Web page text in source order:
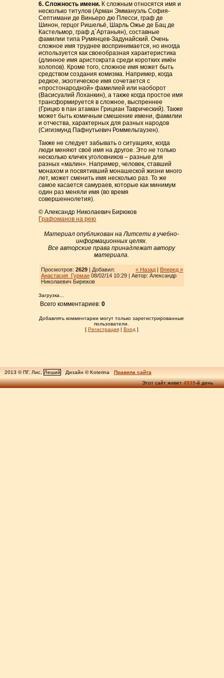
6. Сложность имени. К сложным относятся имя и
несколько титулов (Арман Эммануэль София-
Септимани де Виньеро дю Плесси, граф де
Шинон, герцог Ришельё, Шарль Ожье де Бац де
Кастельмор, граф д`Артаньян), составные
фамилии типа Румянцев-Задунайский. Очень
сложное имя труднее воспринимается, но иногда
используется как своеобразная характеристика
(длинное имя аристократа среди коротких имён
холопов). Кроме того, сложное имя может быть
средством создания комизма. Например, когда
редкое, экзотическое имя сочетается с
«простонародной» фамилией или наоборот
(Васисуалий Лоханкин), а также когда простое имя
трансформируется в сложное, выспреннее
(Грицко в пан атаман Грициан Таврический). Также
может быть комичным смешение имени, фамилии
и отчества, характерных для разных народов
(Сигизмунд Пафнутьевич Роммельгаузен).
Также не следует забывать о ситуациях, когда
люди меняют своё имя на другое. Это не только
несколько кличек уголовников – разные для
разных «малин». Например, человек, ставший
монахом и посвятивший монашеской жизни много
лет, может сменить имя несколько раз. То же
самое касается самураев, которые как минимум
один раз меняли имя (во время
совершеннолетия).
© Александр Николаевич Бирюков
Графоманов на рею
Материал опубликован на Литсети в учебно-
информационных целях.
Все авторские права принадлежат автору
материала.
« Назад | Вперед »
Просмотров: 2629| Добавил:
Анастасия_Гурман08/02/14 10:29 | Автор: Александр
Николаевич Бирюков
Загрузка...
Всего комментариев:0
Добавлять комментарии могут только зарегистрированные
пользователи.
[ Регистрация| Вход ]
2013 © ПГ, Лис, Леший Дизайн © Koterina
Правила сайта
Этот сайт живет4939-й день